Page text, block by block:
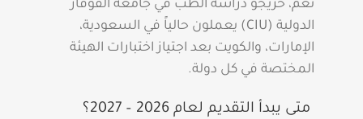
نعم، خريجو دراسة الطب في جامعة القوقاز
الدولية (CIU) يعملون حالياً في السعودية،
الإمارات، والكويت بعد اجتياز اختبارات الهيئة
المختصة في كل دولة.
متى يبدأ التقديم لعام 2026 – 2027؟